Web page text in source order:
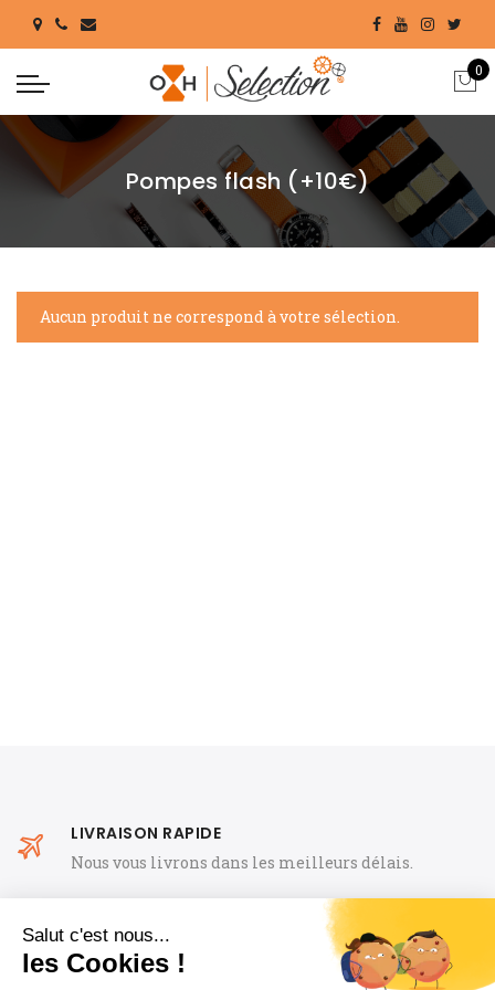
0
Pompes flash (+10€)
Aucun produit ne correspond à votre sélection.
LIVRAISON RAPIDE
Nous vous livrons dans les meilleurs délais.
À partir de 69 € d'achat en France métropolitaine.
PRODUITS GARANTIS